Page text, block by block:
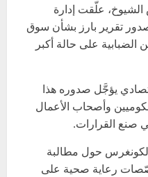
علّقت إدارة
تقرير بارز بشأن سوق
على حالة أكبر
يؤجَّل صدوره هذا
وأصحاب الأعمال
القرارات.
حول مطالبة
رعاية صحية على